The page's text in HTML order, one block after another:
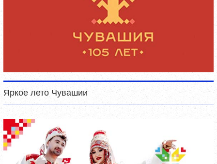
Яркое лето Чувашии